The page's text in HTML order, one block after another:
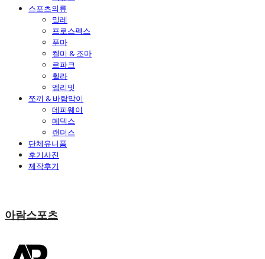
스포츠의류
밀레
프로스펙스
푸마
켈미 & 조마
르파크
휠라
엠리밋
쪼끼 & 바람막이
데피웨이
메덱스
랜더스
단체유니폼
후기사진
제작후기
아람스포츠